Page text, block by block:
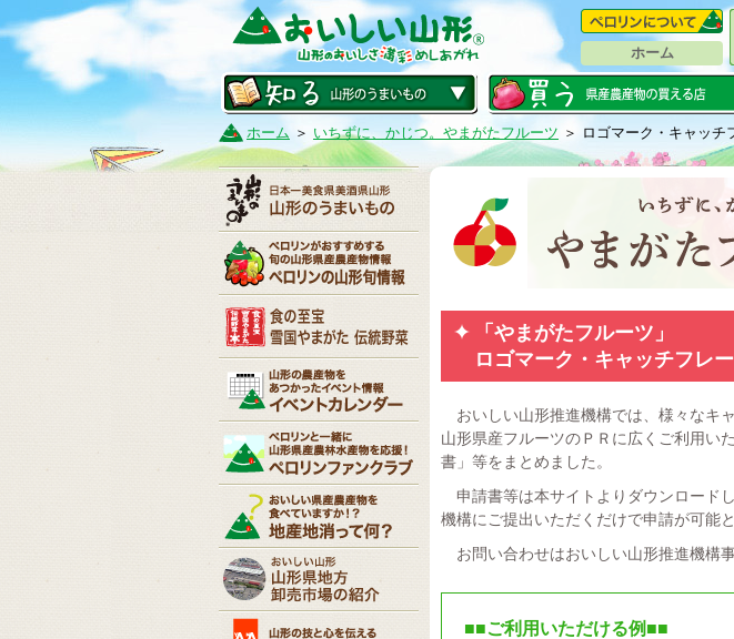
ホーム
ホーム ＞ いちずに、かじつ。やまがたフルーツ ＞ ロゴマーク・キャッチ
「やまがたフルーツ」
ロゴマーク・キャッチフレ
おいしい山形推進機構では、様々なキ
山形県産フルーツのＰＲに広くご利用い
書」等をまとめました。
申請書等は本サイトよりダウンロード
機構にご提出いただくだけで申請が可能
お問い合わせはおいしい山形推進機構
■■ご利用いただける例■■